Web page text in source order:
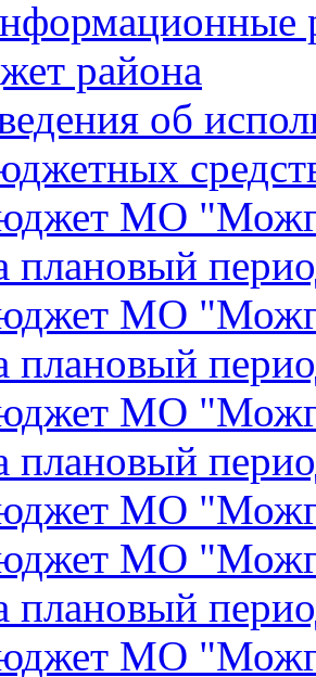
района
об
МО
плановый
МО
плановый
МО
плановый
МО
МО
плановый
МО